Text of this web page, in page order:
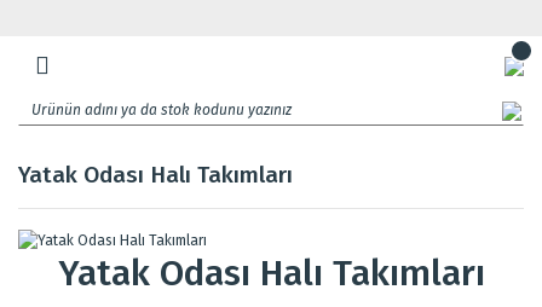
Yatak Odası Halı Takımları
Yatak Odası Halı Takımları